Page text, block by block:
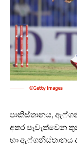
©Getty Images
පාකිස්තානය,
අතර පැවැත්වෙන
හා ඇෆ්ගනිස්තානය